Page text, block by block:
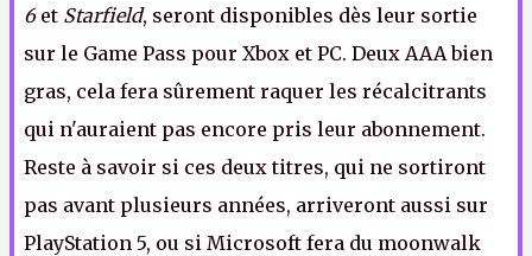
6et Starfield, seront disponibles dès leur sortie
sur le Game Pass pour Xbox et PC. Deux AAA bien
gras, cela fera sûrement raquer les récalcitrants
qui n'auraient pas encore pris leur abonnement.
Reste à savoir si ces deux titres, qui ne sortiront
pas avant plusieurs années, arriveront aussi sur
PlayStation 5, ou si Microsoft fera du moonwalk